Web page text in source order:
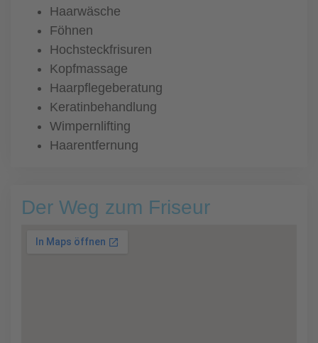
Haarwäsche
Föhnen
Hochsteckfrisuren
Kopfmassage
Haarpflegeberatung
Keratinbehandlung
Wimpernlifting
Haarentfernung
Der Weg zum Friseur